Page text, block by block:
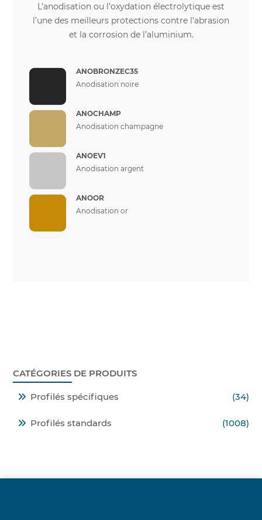
L’anodisation ou l’oxydation électrolytique est
l’une des meilleurs protections contre l’abrasion
et la corrosion de l’aluminium.
ANOBRONZEC35
Anodisation noire
ANOCHAMP
Anodisation champagne
ANOEV1
Anodisation argent
ANOOR
Anodisation or
CATÉGORIES DE PRODUITS
Profilés spécifiques (34)
Profilés standards (1008)